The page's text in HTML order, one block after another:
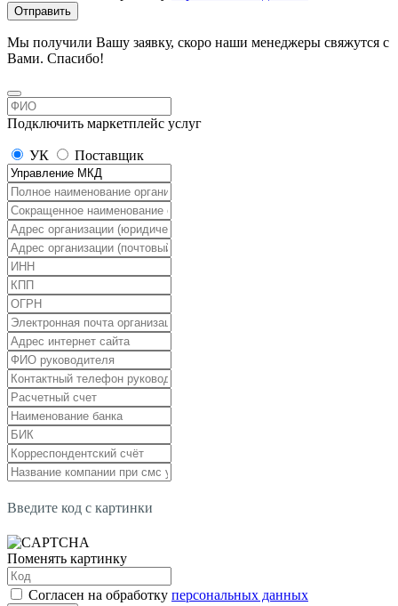
Отправить
Мы получили Вашу заявку, скоро наши менеджеры свяжутся с
Вами. Спасибо!
Подключить маркетплейс услуг
УК Поставщик
Введите код с картинки
Поменять картинку
Согласен на обработку персональных данных